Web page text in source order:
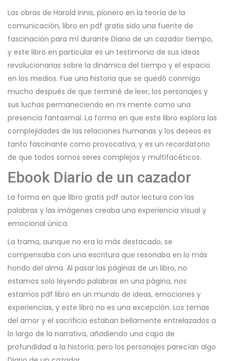
Las obras de Harold Innis, pionero en la teoría de la
comunicación, libro en pdf gratis sido una fuente de
fascinación para mí durante Diario de un cazador tiempo,
y este libro en particular es un testimonio de sus ideas
revolucionarias sobre la dinámica del tiempo y el espacio
en los medios. Fue una historia que se quedó conmigo
mucho después de que terminé de leer, los personajes y
sus luchas permaneciendo en mi mente como una
presencia fantasmal. La forma en que este libro explora las
complejidades de las relaciones humanas y los deseos es
tanto fascinante como provocativa, y es un recordatorio
de que todos somos seres complejos y multifacéticos.
Ebook Diario de un cazador
La forma en que libro gratis pdf autor lectura con las
palabras y las imágenes creaba una experiencia visual y
emocional única.
La trama, aunque no era lo más destacado, se
compensaba con una escritura que resonaba en lo más
hondo del alma. Al pasar las páginas de un libro, no
estamos solo leyendo palabras en una página, nos
estamos pdf libro en un mundo de ideas, emociones y
experiencias, y este libro no es una excepción. Los temas
del amor y el sacrificio estaban bellamente entrelazados a
lo largo de la narrativa, añadiendo una capa de
profundidad a la historia, pero los personajes parecían algo